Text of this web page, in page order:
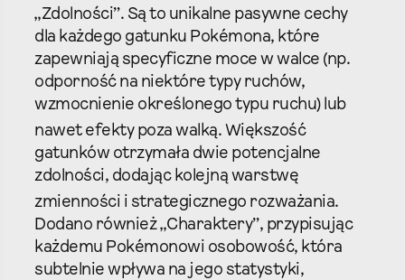
„Zdolności”. Są to unikalne pasywne cechy
dla każdego gatunku Pokémona, które
zapewniają specyficzne moce w walce (np.
odporność na niektóre typy ruchów,
wzmocnienie określonego typu ruchu) lub
nawet efekty poza walką. Większość
gatunków otrzymała dwie potencjalne
zdolności, dodając kolejną warstwę
zmienności i strategicznego rozważania.
Dodano również „Charaktery”, przypisując
każdemu Pokémonowi osobowość, która
subtelnie wpływa na jego statystyki,